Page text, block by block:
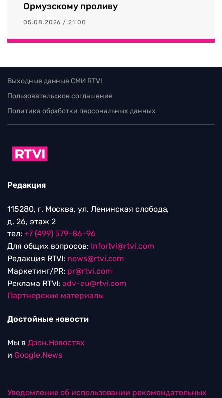
Ормузскому проливу
05.08.2026 / 21:00
Выходные данные СМИ RTVI
Пользовательское соглашение
Политика обработки персональных данных
Редакция
115280, г. Москва, ул. Ленинская слобода,
д. 26, этаж 2
тел: +7 (499) 579-86-96
Для общих вопросов: Infortvi@rtvi.com
Редакция RTVI: news@rtvi.com
Маркетинг/PR: pr@rtvi.com
Реклама RTVI: adv-eu@rtvi.com
Партнерские материалы
Достойные новости
Мы в Дзен.Новостях
и Google.News
Уведомление об использовании рекомендательных